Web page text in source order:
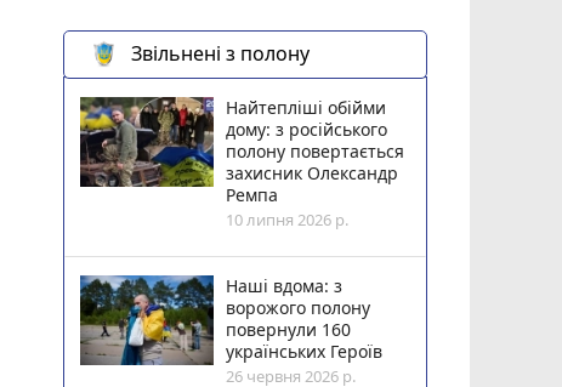
Звільнені з полону
Найтепліші обійми
дому: з російського
полону повертається
захисник Олександр
Ремпа
10 липня 2026 р.
Наші вдома: з
ворожого полону
повернули 160
українських Героїв
26 червня 2026 р.